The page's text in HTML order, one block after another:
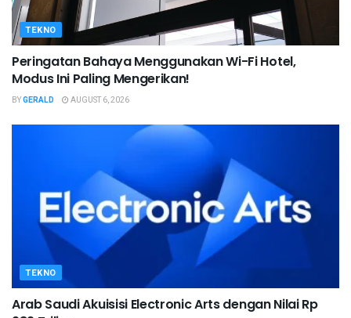
TEKNO
Peringatan Bahaya Menggunakan Wi-Fi Hotel,
Modus Ini Paling Mengerikan!
BYGERALD AUGUST 6, 2026
TEKNO
Arab Saudi Akuisisi Electronic Arts dengan Nilai Rp